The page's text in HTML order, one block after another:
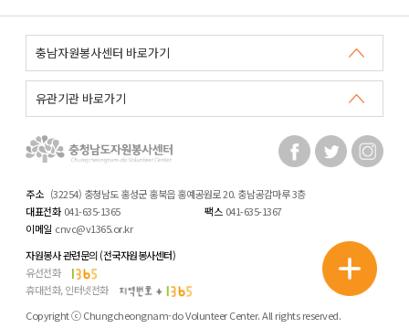
주소 (32254) 충청남도 홍성군 홍북읍 홍예공원로 20. 충남공감마루 3층
대표전화 041-635-1365 팩스 041-635-1367
이메일 cnvc@v1365.or.kr
자원봉사 관련문의 (전국자원봉사센터)
유선전화
휴대전화, 인터넷전화
Copyright ⓒ Chungcheongnam-do Volunteer Center. All rights reserved.